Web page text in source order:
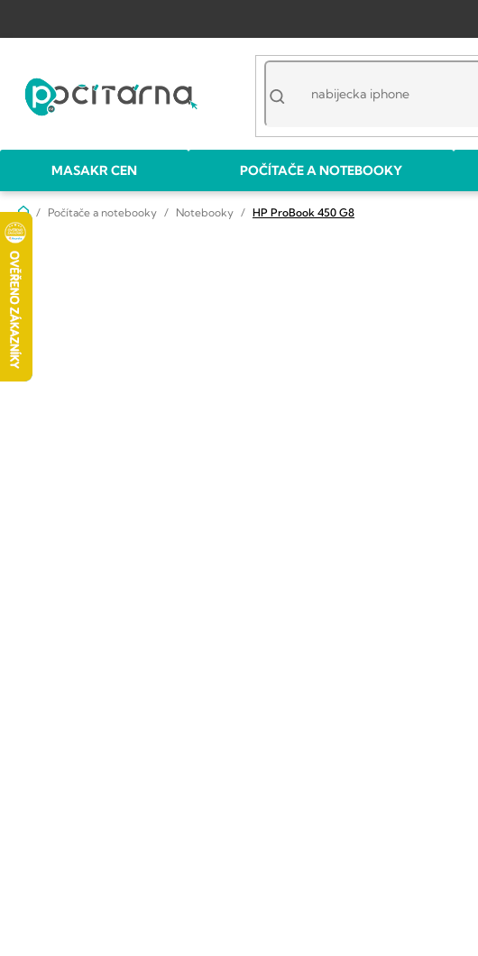
obsah
MASAKR CEN POČÍTAČE A NOTEBOOKY
DomůPočítače a notebooky Notebooky HP ProBook 450 G8